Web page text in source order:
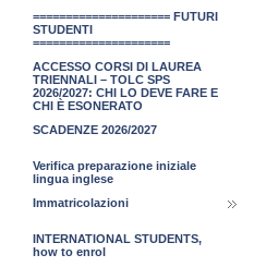
===================== FUTURI
STUDENTI
=====================
ACCESSO CORSI DI LAUREA
TRIENNALI – TOLC SPS
2026/2027: CHI LO DEVE FARE E
CHI È ESONERATO
SCADENZE 2026/2027
Verifica preparazione iniziale
lingua inglese
Immatricolazioni
INTERNATIONAL STUDENTS,
how to enrol